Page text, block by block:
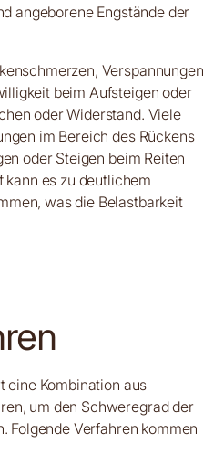
angeborene Engstände der
Verspannungen
beim Aufsteigen oder
oder Widerstand. Viele
im Bereich des Rückens
oder Steigen beim Reiten
es zu deutlichem
was die Belastbarkeit
eine Kombination aus
um den Schweregrad der
Folgende Verfahren kommen